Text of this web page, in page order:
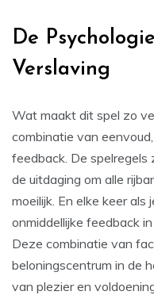
De
Verslaving
Wat maakt dit spel zo
combinatie van
feedback. De spelregels
de uitdaging om alle
moeilijk. En elke keer als
onmiddellijke feedback
Deze combinatie van
beloningscentrum in de
van plezier en